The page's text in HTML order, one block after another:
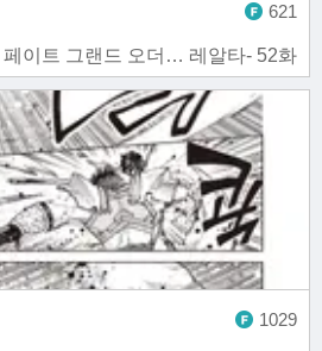
페이트 그랜드 오더… 레알타- 52화
621
1029